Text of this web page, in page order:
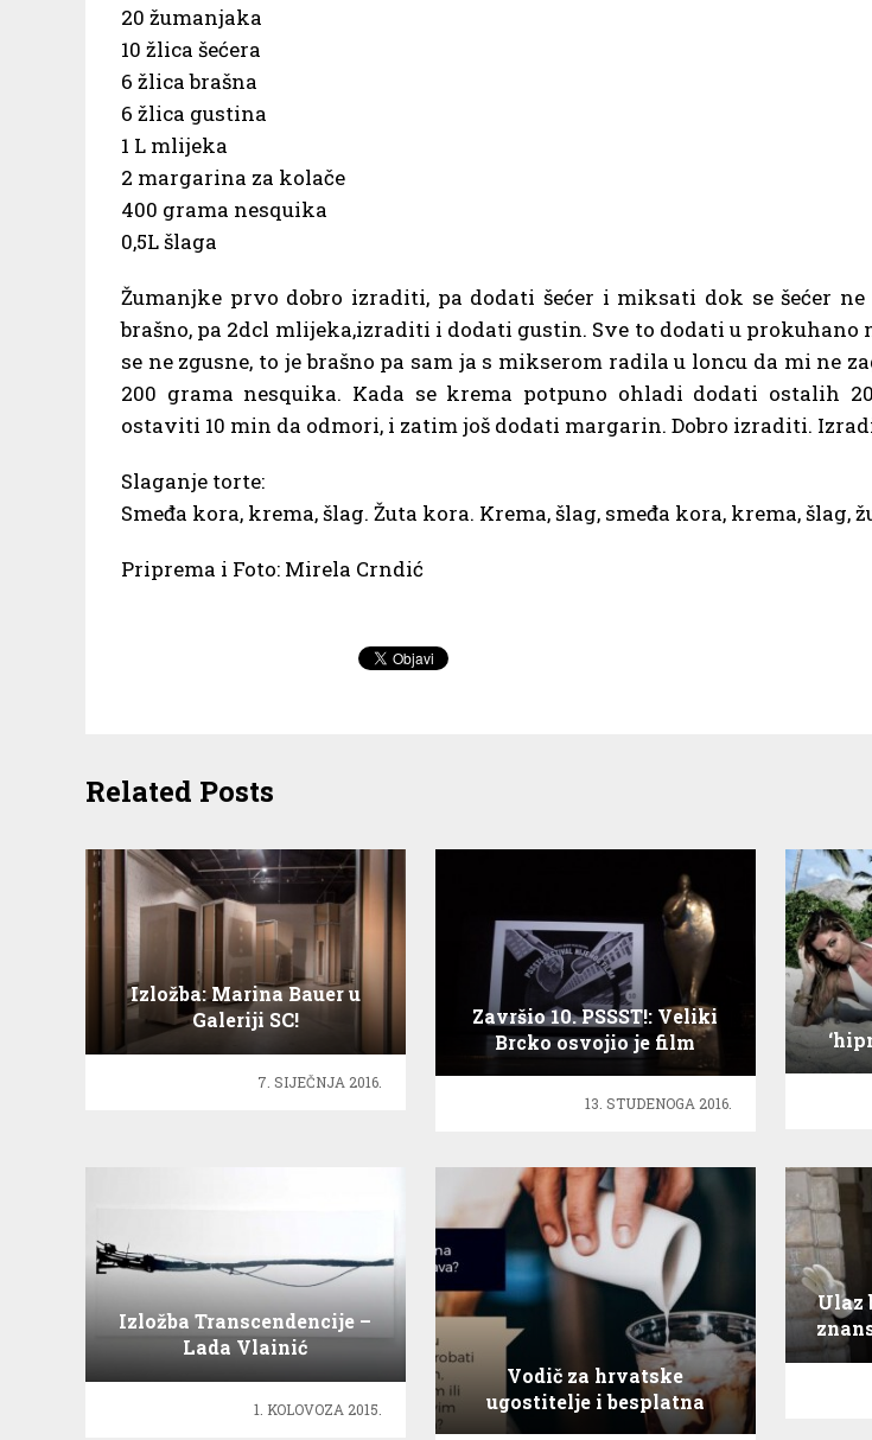
20 žumanjaka
10 žlica šećera
6 žlica brašna
6 žlica gustina
1 L mlijeka
2 margarina za kolače
400 grama nesquika
0,5L šlaga
Žumanjke prvo dobro izraditi, pa dodati šećer i miksati dok se šećer
brašno, pa 2dcl mlijeka,izraditi i dodati gustin. Sve to dodati u
se ne zgusne, to je brašno pa sam ja s mikserom radila u loncu da mi ne
200 grama nesquika. Kada se krema potpuno ohladi dodati ostalih
ostaviti 10 min da odmori, i zatim još dodati margarin. Dobro izraditi.
Slaganje torte:
Smeđa kora, krema, šlag. Žuta kora. Krema, šlag, smeđa kora, krema, šlag,
Priprema i Foto: Mirela Crndić
Related Posts
Izložba: Marina Bauer u
Galeriji SC!
7. SIJEČNJA 2016.
Završio 10. PSSST!: Veliki
Brcko osvojio je film
13. STUDENOGA 2016.
Izložba Transcendencije –
Lada Vlainić
1. KOLOVOZA 2015.
Vodič za hrvatske
ugostitelje i besplatna
Ulaz